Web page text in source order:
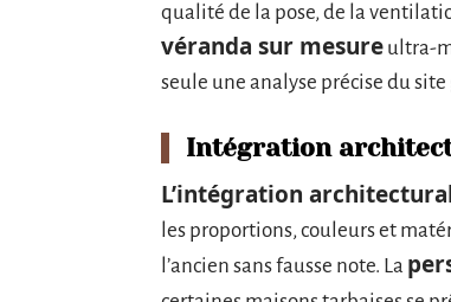
qualité de la pose, de la
véranda sur mesure ultra-
seule une analyse précise du
Intégration
L’intégration
les proportions, couleurs et
l’ancien sans fausse note. La